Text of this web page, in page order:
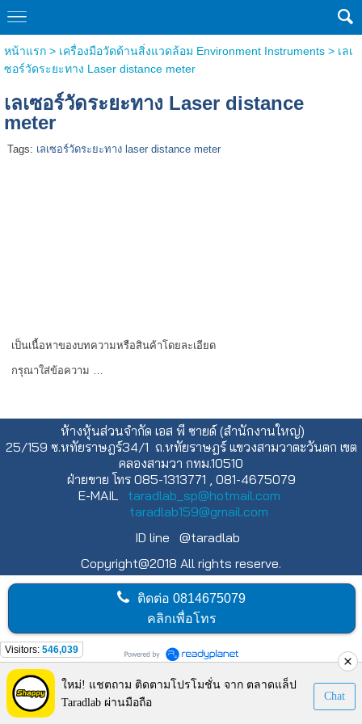
หน้าแรก> เครื่องมือวัดด้านสิ่งแวดล้อม Environment Instruments> เลเ
ซอร์วัดระยะทาง Laser distance meter
เลเซอร์วัดระยะทาง Laser distance
meter
Tags: เลเซอร์วัดระยะทาง laser distance meter
เป็นเนื้อหาของบทความหรือสินค้าโดยละเอียด
กรุณาใส่ข้อความ …
ห้างหุ้นส่วนจำกัด เอส พี ซายด์ (สำนักงานใหญ่)
25/159 ซ.หทัยราษฎร์34/1 ถ.หทัยราษฎร์ แขวงสามวาตะวันตก เขต
คลองสามวา กทม.10510
ฝ่ายขาย โทร 085-1313771 , 081-4675079
E-MAIL taradlab_sp@hotmail.com
taradlab159@gmail.com
ID line @taradlab
Copyright@2018 All rights reserve.
ติดต่อ0814675079
คลิกเพื่อโทร
Visitors: 546,039
ใหม่! แชตถาม ติดตามโปรโมชั่น จาก ตลาดแล็ป
Taradlab ผ่านมือถือ
Chat